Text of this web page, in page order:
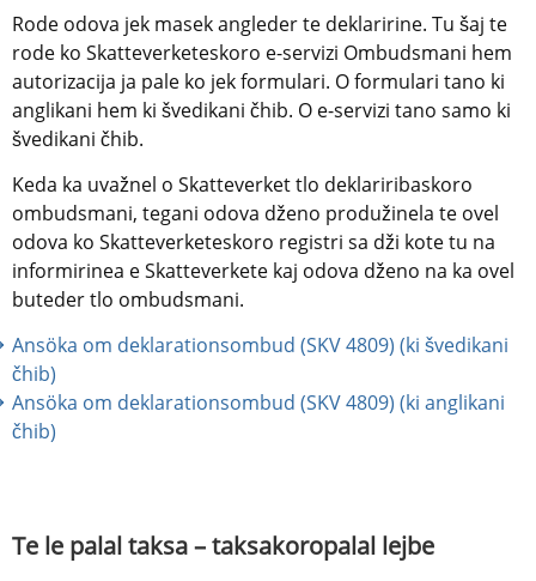
Rode odova jek masek angleder te deklaririne. Tu šaj te
rode ko Skatteverketeskoro e-servizi Ombudsmani hem
autorizacija ja pale ko jek formulari. O formulari tano ki
anglikani hem ki švedikani čhib. O e-servizi tano samo ki
švedikani čhib.
Keda ka uvažnel o Skatteverket tlo deklariribaskoro
ombudsmani, tegani odova dženo produžinela te ovel
odova ko Skatteverketeskoro registri sa dži kote tu na
informirinea e Skatteverkete kaj odova dženo na ka ovel
buteder tlo ombudsmani.
Ansöka om deklarationsombud (SKV 4809) (ki švedikani
čhib)
Ansöka om deklarationsombud (SKV 4809) (ki anglikani
čhib)
Te le palal taksa – taksakoropalal lejbe